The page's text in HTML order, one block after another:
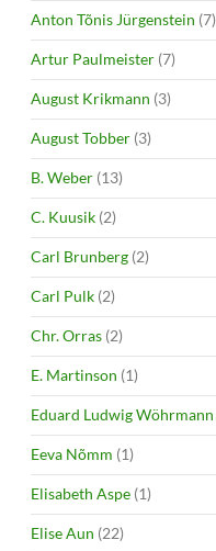
Anton Tõnis Jürgenstein (7)
Artur Paulmeister (7)
August Krikmann (3)
August Tobber (3)
B. Weber (13)
C. Kuusik (2)
Carl Brunberg (2)
Carl Pulk (2)
Chr. Orras (2)
E. Martinson (1)
Eduard Ludwig Wöhrmann
Eeva Nõmm (1)
Elisabeth Aspe (1)
Elise Aun (22)